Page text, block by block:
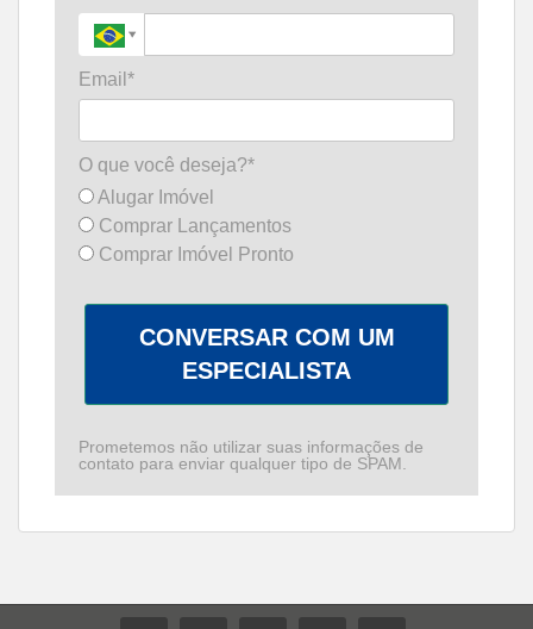
Email*
O que você deseja?*
Alugar Imóvel
Comprar Lançamentos
Comprar Imóvel Pronto
CONVERSAR COM UM
ESPECIALISTA
Prometemos não utilizar suas informações de
contato para enviar qualquer tipo de SPAM.